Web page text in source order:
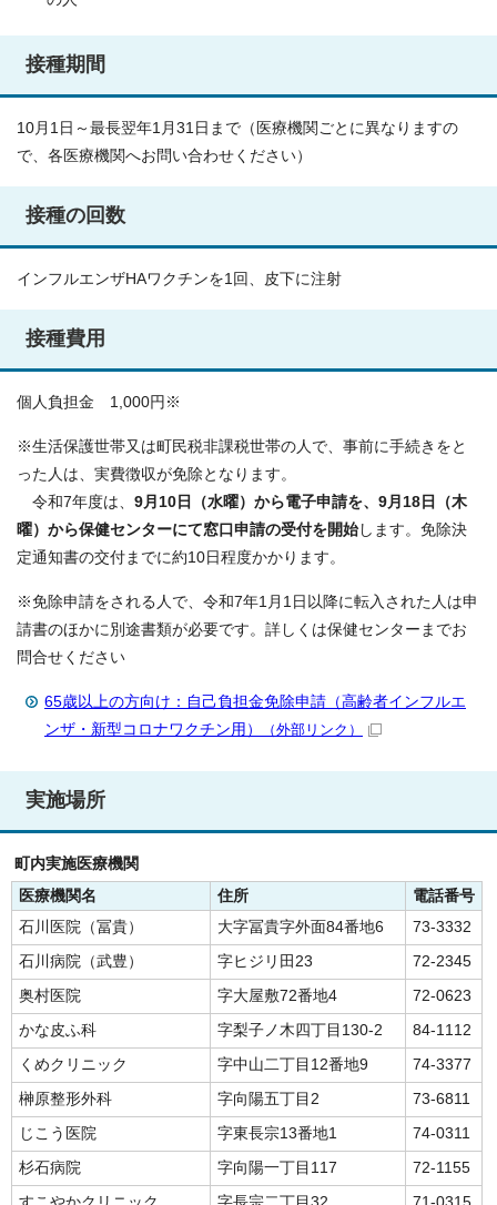
接種期間
10月1日～最長翌年1月31日まで（医療機関ごとに異なりますの
で、各医療機関へお問い合わせください）
接種の回数
インフルエンザHAワクチンを1回、皮下に注射
接種費用
個人負担金 1,000円※
※生活保護世帯又は町民税非課税世帯の人で、事前に手続きをと
った人は、実費徴収が免除となります。
令和7年度は、 9月10日（水曜）から電子申請を、9月18日（木
曜）から保健センターにて窓口申請の受付を開始します。免除決
定通知書の交付までに約10日程度かかります。
※免除申請をされる人で、令和7年1月1日以降に転入された人は申
請書のほかに別途書類が必要です。詳しくは保健センターまでお
問合せください
65歳以上の方向け：自己負担金免除申請（高齢者インフルエ
ンザ・新型コロナワクチン用）
（外部リンク）
実施場所
町内実施医療機関
医療機関名 住所
電話番号
石川医院（冨貴）
大字冨貴字外面84番地6 73-3332
石川病院（武豊） 字ヒジリ田23 72-2345
奥村医院 字大屋敷72番地4 72-0623
かな皮ふ科 字梨子ノ木四丁目130-2 84‐1112
くめクリニック 字中山二丁目12番地9 74-3377
榊原整形外科 字向陽五丁目2 73-6811
じこう医院 字東長宗13番地1 74-0311
杉石病院 字向陽一丁目117 72-1155